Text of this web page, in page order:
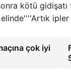
''Artık
çok iyi